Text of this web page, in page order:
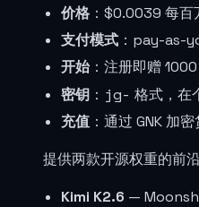
价格 ： $0.0039 每百
支付模式 ：pay-as-
开始：注册即赠
密钥 ： jg- 格式，在
充值 ：通过 GNK 加
提供两款开源权重的前
Kimi K2.6 —